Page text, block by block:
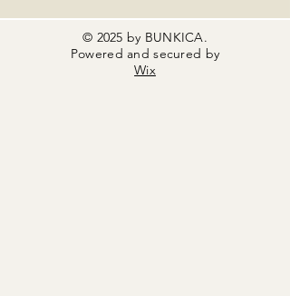
© 2025 by BUNKICA.
Powered and secured by
Wix